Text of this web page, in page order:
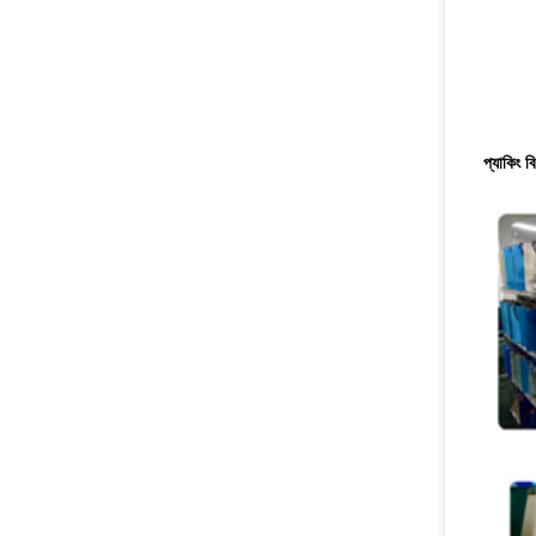
প্যাকিং